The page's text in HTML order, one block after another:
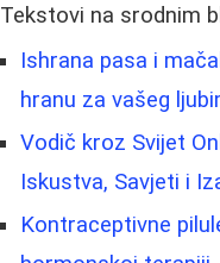
Tekstovi na srodnim
Ishrana pasa i
hranu za vašeg
Vodič kroz Svijet
Iskustva, Savjeti i
Kontraceptivne